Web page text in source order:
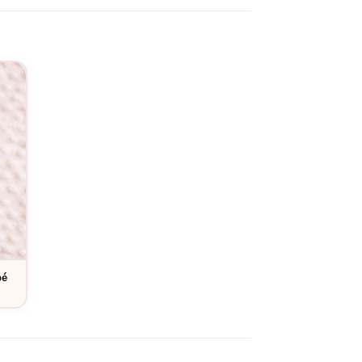
quotidien cette relation si précieuse.
de personnalisation
délicate de bébé.